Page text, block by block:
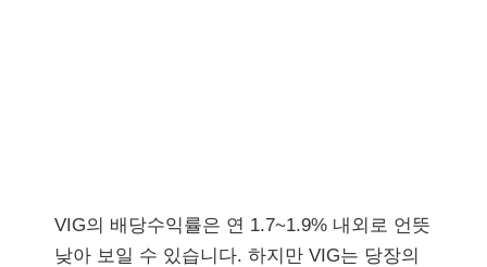
VIG의 배당수익률은 연 1.7~1.9% 내외로 언뜻
낮아 보일 수 있습니다. 하지만 VIG는 당장의